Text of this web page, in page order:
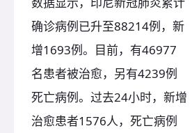
确诊病例已升至88214例，新
增1693例。目前，有46977
名患者被治愈，另有4239例
死亡病例。过去24小时，新增
治愈患者1576人，死亡病例